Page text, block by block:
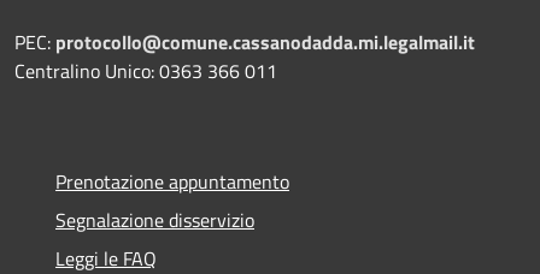
PEC: protocollo@comune.cassanodadda.mi.legalmail.it
Centralino Unico: 0363 366 011
Prenotazione appuntamento
Segnalazione disservizio
Leggi le FAQ